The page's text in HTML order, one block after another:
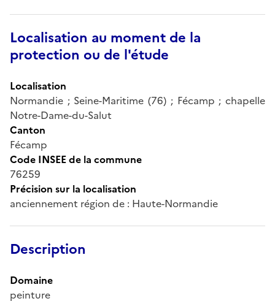
Localisation au moment de la
protection ou de l'étude
Localisation
Normandie ; Seine-Maritime (76) ; Fécamp ; chapelle
Notre-Dame-du-Salut
Canton
Fécamp
Code INSEE de la commune
76259
Précision sur la localisation
anciennement région de : Haute-Normandie
Description
Domaine
peinture